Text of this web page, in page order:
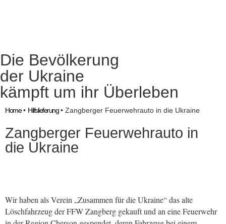
Die Bevölkerung
der Ukraine
kämpft um ihr Überleben
Home• Hilfslieferung• Zangberger Feuerwehrauto in die Ukraine
Zangberger Feuerwehrauto in
die Ukraine
Wir haben als Verein „Zusammen für die Ukraine“ das alte
Löschfahrzeug der FFW Zangberg gekauft und an eine Feuerwehr